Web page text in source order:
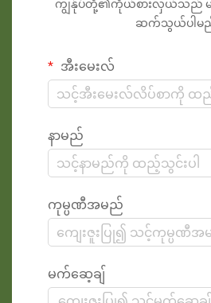
ကျွန်ုပ်တို့၏ကိုယ်စားလှယ်သည် မ
ဆက်သွယ်ပါမ
အီးမေးလ်
နာမည်
ကုမ္ပဏီအမည်
မက်ဆေ့ချ်